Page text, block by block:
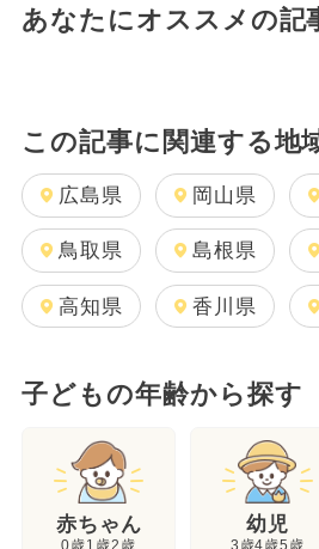
あなたにオススメの記
この記事に関連する地
広島県 岡山県
鳥取県 島根県
高知県 香川県
子どもの年齢から探す
赤ちゃん
0歳1歳2歳
幼児
3歳4歳5歳